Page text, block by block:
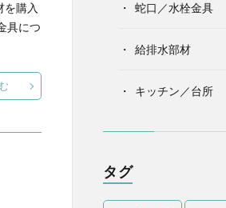
購入
具につ
蛇口／水栓金具
給排水部材
キッチン／台所
タグ